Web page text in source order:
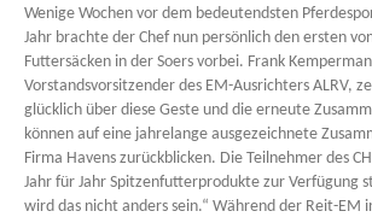
Wenige Wochen vor dem bedeutendsten
Jahr brachte der Chef nun persönlich den ersten
Futtersäcken in der Soers vorbei. Frank
Vorstandsvorsitzender des EM-Ausrichters ALRV,
glücklich über diese Geste und die erneute
können auf eine jahrelange ausgezeichnete
Firma Havens zurückblicken. Die Teilnehmer des
Jahr für Jahr Spitzenfutterprodukte zur Verfügung
wird das nicht anders sein.“ Während der Reit-EM